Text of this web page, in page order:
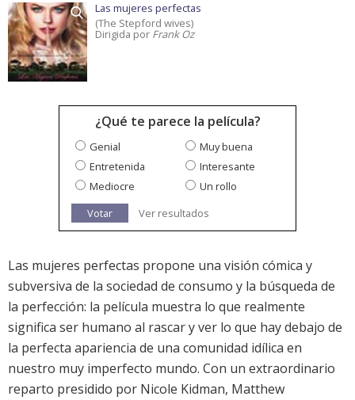
Las mujeres perfectas
(The Stepford wives)
Dirigida por Frank Oz
¿Qué te parece la película?
Genial
Muy buena
Entretenida
Interesante
Mediocre
Un rollo
Votar
Ver resultados
Las mujeres perfectas propone una visión cómica y
subversiva de la sociedad de consumo y la búsqueda de
la perfección: la película muestra lo que realmente
significa ser humano al rascar y ver lo que hay debajo de
la perfecta apariencia de una comunidad idílica en
nuestro muy imperfecto mundo. Con un extraordinario
reparto presidido por Nicole Kidman, Matthew